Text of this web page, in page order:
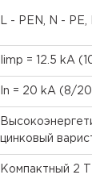
L - PEN, N - PE,
Iimp = 12.5 kA
In = 20 kA (8/
цинковый
Компактный 2